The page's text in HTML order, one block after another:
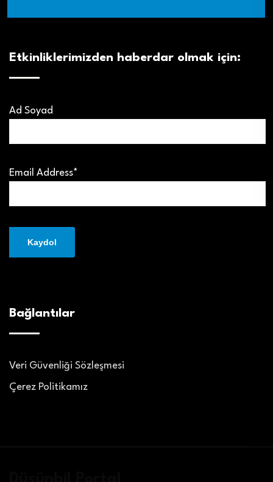
Etkinliklerimizden haberdar olmak için:
Ad Soyad
Email Address*
Bağlantılar
Veri Güvenliği Sözleşmesi
Çerez Politikamız